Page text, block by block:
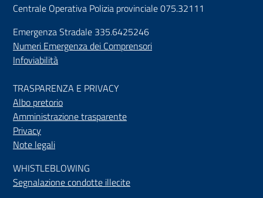
Centrale Operativa Polizia provinciale 075.32111
Emergenza Stradale 335.6425246
Numeri Emergenza dei Comprensori
Infoviabilità
TRASPARENZA E PRIVACY
Albo pretorio
Amministrazione trasparente
Privacy
Note legali
WHISTLEBLOWING
Segnalazione condotte illecite